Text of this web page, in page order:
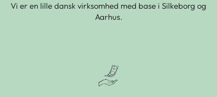
Vi er en lille dansk virksomhed med base i Silkeborg og
Aarhus.